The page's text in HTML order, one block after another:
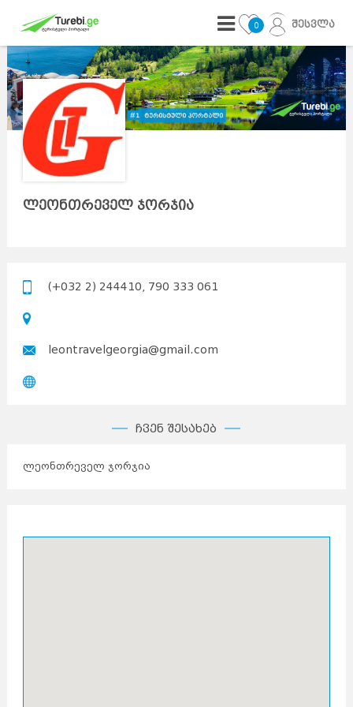
0 შესვლა
ლეონთრეველ ჯორჯია
(+032 2) 244410, 790 333 061
leontravelgeorgia@gmail.com
ჩვენ შესახებ
ლეონთრეველ ჯორჯია